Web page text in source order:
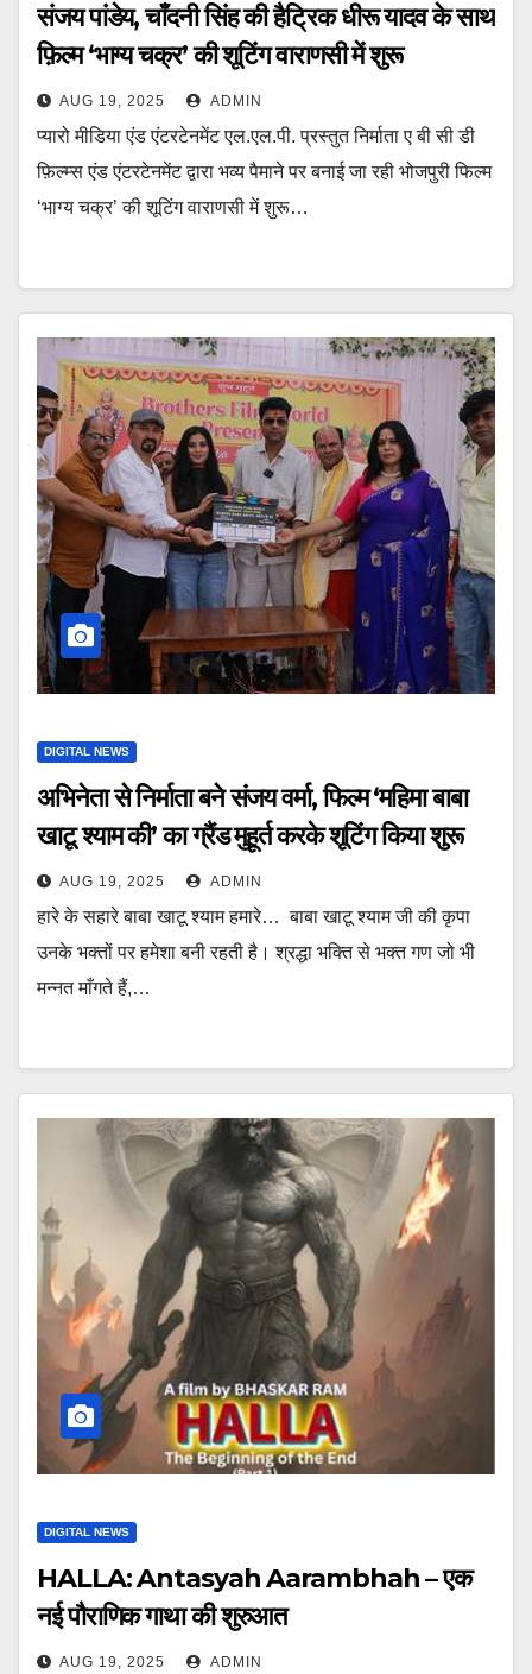
संजय पांडेय, चाँदनी सिंह की हैट्रिक धीरू यादव के साथ
फ़िल्म ‘भाग्य चक्र’ की शूटिंग वाराणसी में शुरू
AUG 19, 2025 ADMIN
प्यारो मीडिया एंड एंटरटेनमेंट एल.एल.पी. प्रस्तुत निर्माता ए बी सी डी
फ़िल्म्स एंड एंटरटेनमेंट द्वारा भव्य पैमाने पर बनाई जा रही भोजपुरी फिल्म
‘भाग्य चक्र’ की शूटिंग वाराणसी में शुरू…
DIGITAL NEWS
अभिनेता से निर्माता बने संजय वर्मा, फिल्म ‘महिमा बाबा
खाटू श्याम की’ का ग्रैंड मुहूर्त करके शूटिंग किया शुरू
AUG 19, 2025 ADMIN
हारे के सहारे बाबा खाटू श्याम हमारे… बाबा खाटू श्याम जी की कृपा
उनके भक्तों पर हमेशा बनी रहती है। श्रद्धा भक्ति से भक्त गण जो भी
मन्नत माँगते हैं,…
DIGITAL NEWS
HALLA: Antasyah Aarambhah – एक
नई पौराणिक गाथा की शुरुआत
AUG 19, 2025 ADMIN